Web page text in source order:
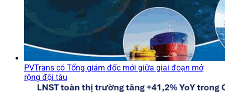
PVTrans có Tổng giám đốc mới giữa giai đoạn mở
rộng đội tàu